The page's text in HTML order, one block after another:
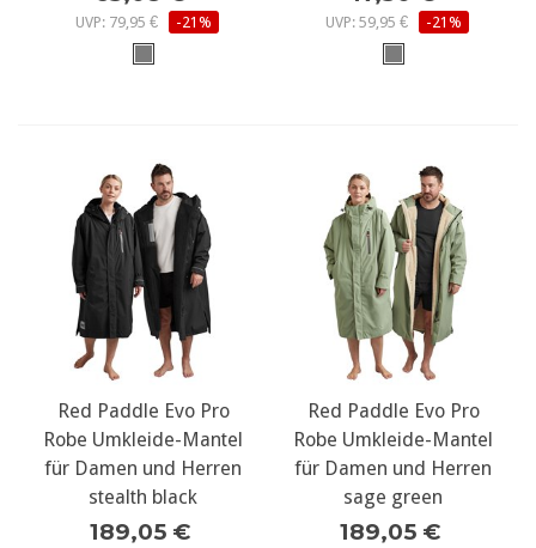
UVP: 79,95 € -21% UVP: 59,95 € -21%
Red Paddle Evo Pro
Robe Umkleide-Mantel
für Damen und Herren
stealth black
189,05 €
Red Paddle Evo Pro
Robe Umkleide-Mantel
für Damen und Herren
sage green
189,05 €